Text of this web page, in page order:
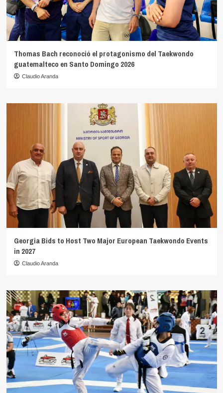
Thomas Bach reconoció el protagonismo del Taekwondo
guatemalteco en Santo Domingo 2026
Claudio Aranda
Georgia Bids to Host Two Major European Taekwondo Events
in 2027
Claudio Aranda